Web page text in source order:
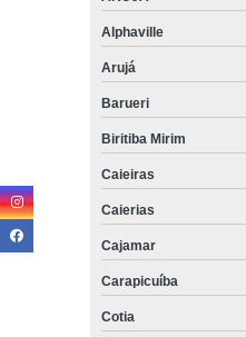
Alphaville
Arujá
Barueri
Biritiba Mirim
Caieiras
Caierias
Cajamar
Carapicuíba
Cotia